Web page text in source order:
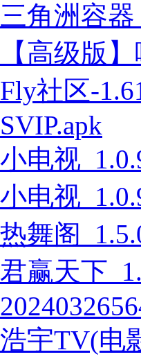
三角洲容器
【高级版
Fly社区-
SVIP.apk
小电视
小电视
热舞阁
君赢天下
浩宇TV(电